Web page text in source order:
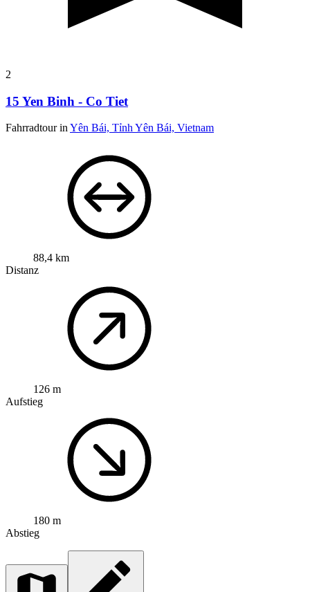
2
15 Yen Binh - Co Tiet
Fahrradtour in Yên Bái, Tỉnh Yên Bái, Vietnam
88,4 km
Distanz
126 m
Aufstieg
180 m
Abstieg